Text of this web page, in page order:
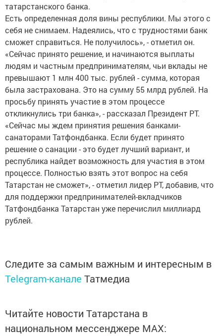
татарстанского банка.
Есть определенная доля вины республики. Мы этого с
себя не снимаем. Надеялись, что с трудностями банк
сможет справиться. Не получилось», - отметил он.
«Сейчас принято решение, и начинаются выплаты
людям и частным предпринимателям, чьи вклады не
превышают 1 млн 400 тыс. рублей - сумма, которая
была застрахована. Это на сумму 55 млрд рублей. На
просьбу принять участие в этом процессе
откликнулись три банка», - рассказал Президент РТ.
«Сейчас мы ждем принятия решения банками-
санаторами Татфондбанка. Если будет принято
решение о санации - это будет лучший вариант, и
республика найдет возможность для участия в этом
процессе. Полностью взять этот вопрос на себя
Татарстан не сможет», - отметил лидер РТ, добавив, что
для поддержки предпринимателей-вкладчиков
Татфондбанка Татарстан уже перечислил миллиард
рублей.
Следите за самым важным и интересным в
Telegram-канале Татмедиа
Читайте новости Татарстана в
национальном мессенджере MАХ: